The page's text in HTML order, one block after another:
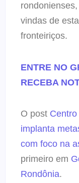
vindas de
fronteiriços.
ENTRE NO
RECEBA
O post
implanta
com foco na
primeiro em
Rondônia.